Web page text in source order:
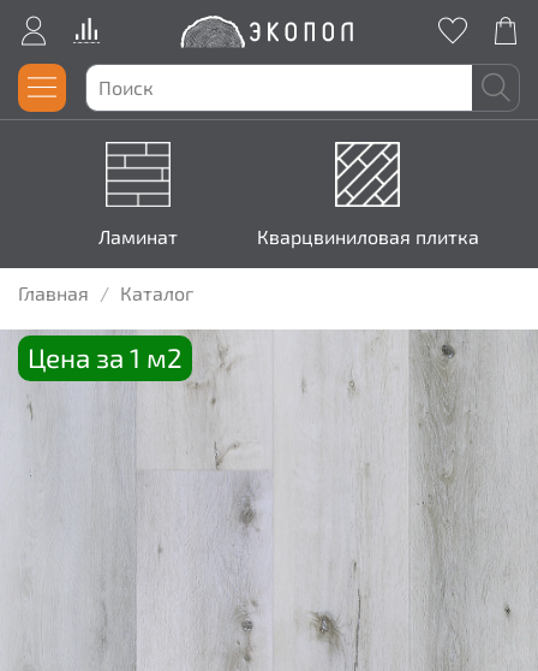
Ламинат Кварцвиниловая плитка
Главная Каталог
Цена за 1 м2